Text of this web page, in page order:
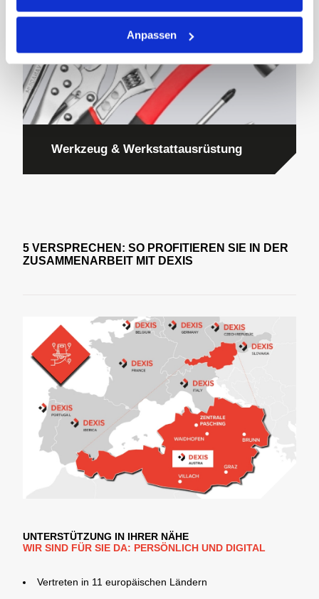
Anpassen
Werkzeug & Werkstattausrüstung
5 VERSPRECHEN: SO PROFITIEREN SIE IN DER
ZUSAMMENARBEIT MIT DEXIS
UNTERSTÜTZUNG IN IHRER NÄHE
WIR SIND FÜR SIE DA: PERSÖNLICH UND DIGITAL
Vertreten in 11 europäischen Ländern